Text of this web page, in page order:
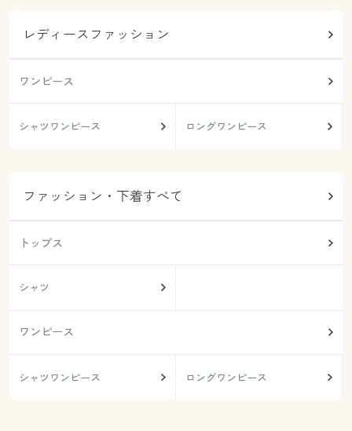
レディースファッション
ワンピース
シャツワンピース ロングワンピース
ファッション・下着すべて
トップス
シャツ
ワンピース
シャツワンピース ロングワンピース